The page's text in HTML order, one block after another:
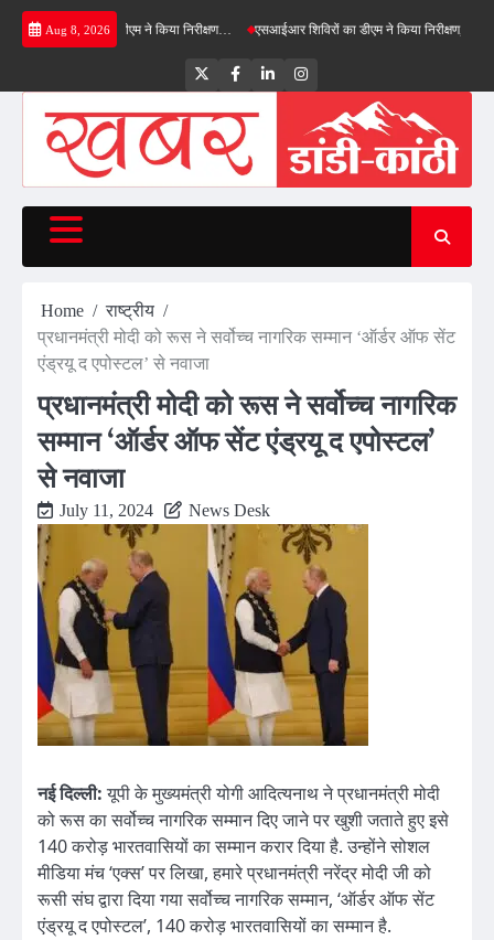
Skip
Aug 8, 2026
बाईपास का डीएम ने किया निरीक्षण… एसआईआर शिविरों का डीएम ने किया निरीक्षण, बोले—कोई
TwitterFacebookLinkedInInstagram
Home
राष्ट्रीय
प्रधानमंत्री मोदी को रूस ने सर्वोच्च नागरिक सम्मान ‘ऑर्डर ऑफ सेंट
एंड्रयू द एपोस्टल’ से नवाजा
प्रधानमंत्री मोदी को रूस ने सर्वोच्च नागरिक
सम्मान ‘ऑर्डर ऑफ सेंट एंड्रयू द एपोस्टल’
से नवाजा
July 11, 2024 News Desk
नई दिल्ली:यूपी के मुख्यमंत्री योगी आदित्यनाथ ने प्रधानमंत्री मोदी
को रूस का सर्वोच्च नागरिक सम्मान दिए जाने पर खुशी जताते हुए इसे
140 करोड़ भारतवासियों का सम्मान करार दिया है. उन्होंने सोशल
मीडिया मंच ‘एक्स’ पर लिखा, हमारे प्रधानमंत्री नरेंद्र मोदी जी को
रूसी संघ द्वारा दिया गया सर्वोच्च नागरिक सम्मान, ‘ऑर्डर ऑफ सेंट
एंड्रयू द एपोस्टल’, 140 करोड़ भारतवासियों का सम्मान है.